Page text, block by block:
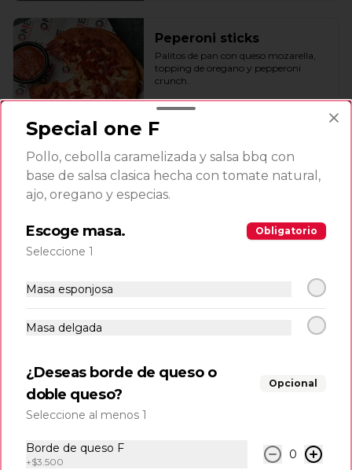
Peperoni sticks
Palitos de pan con queso mozarella,
topping de oregano y pepperoni
crunch.
$4.500
Made in venezuela
Queso frito
200 gr de queso frito con salsa de la
Special one F
Pollo, cebolla caramelizada y salsa bbq con
base de salsa clasica hecha con tomate natural,
ajo, oregano y especias.
Escoge masa. Obligatorio
Seleccione 1
Masa esponjosa
Masa delgada
¿Deseas borde de queso o
doble queso?
Opcional
Seleccione al menos 1
Borde de queso F
+$3.500
0